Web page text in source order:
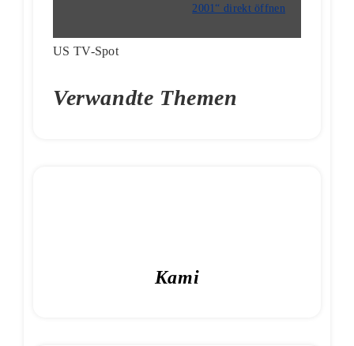
2001“ direkt öffnen
US TV-Spot
Verwandte Themen
Kami